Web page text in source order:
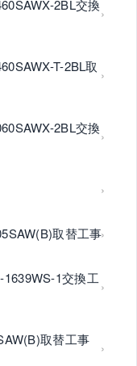
2BL交換
T-2BL取
2BL交換
取替工事
1交換工
取替工事